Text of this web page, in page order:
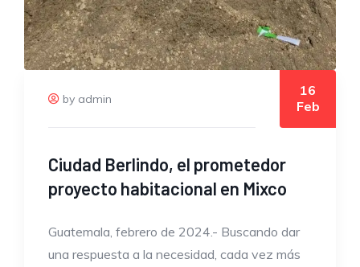
by admin
16
Feb
Ciudad Berlindo, el prometedor
proyecto habitacional en Mixco
Guatemala, febrero de 2024.- Buscando dar
una respuesta a la necesidad, cada vez más